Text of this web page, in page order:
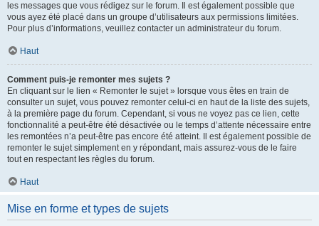
les messages que vous rédigez sur le forum. Il est également possible que
vous ayez été placé dans un groupe d’utilisateurs aux permissions limitées.
Pour plus d’informations, veuillez contacter un administrateur du forum.
Haut
Comment puis-je remonter mes sujets ?
En cliquant sur le lien « Remonter le sujet » lorsque vous êtes en train de
consulter un sujet, vous pouvez remonter celui-ci en haut de la liste des sujets,
à la première page du forum. Cependant, si vous ne voyez pas ce lien, cette
fonctionnalité a peut-être été désactivée ou le temps d’attente nécessaire entre
les remontées n’a peut-être pas encore été atteint. Il est également possible de
remonter le sujet simplement en y répondant, mais assurez-vous de le faire
tout en respectant les règles du forum.
Haut
Mise en forme et types de sujets